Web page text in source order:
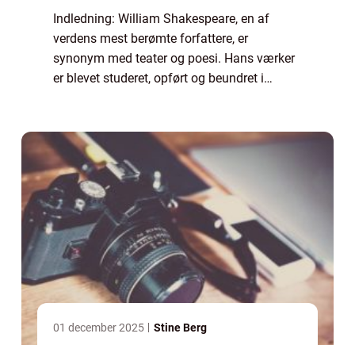
Indledning: William Shakespeare, en af
verdens mest berømte forfattere, er
synonym med teater og poesi. Hans værker
er blevet studeret, opført og beundret i
denne art...
01 december 2025 Stine Berg